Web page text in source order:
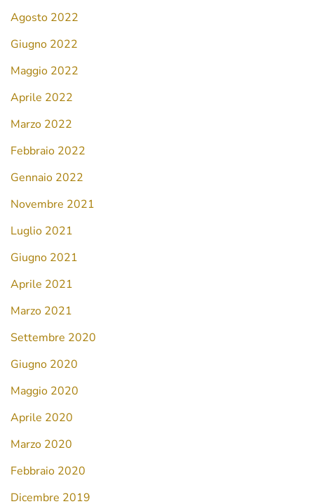
Agosto 2022
Giugno 2022
Maggio 2022
Aprile 2022
Marzo 2022
Febbraio 2022
Gennaio 2022
Novembre 2021
Luglio 2021
Giugno 2021
Aprile 2021
Marzo 2021
Settembre 2020
Giugno 2020
Maggio 2020
Aprile 2020
Marzo 2020
Febbraio 2020
Dicembre 2019